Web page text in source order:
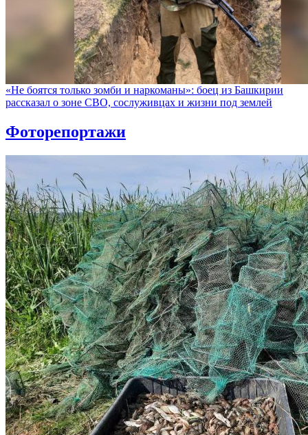
«Не боятся только зомби и наркоманы»: боец из Башкирии
рассказал о зоне СВО, сослуживцах и жизни под землей
Фоторепортажи